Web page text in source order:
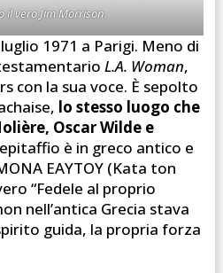
il vero Jim Morrison.
1971 a Parigi. Meno di
L.A. Woman,
con la sua voce. È sepolto
lo stesso luogo che
Oscar Wilde e
è in greco antico e
ΕΑΥΤΟΥ (Kata ton
“Fedele al proprio
nell’antica Grecia stava
guida, la propria forza